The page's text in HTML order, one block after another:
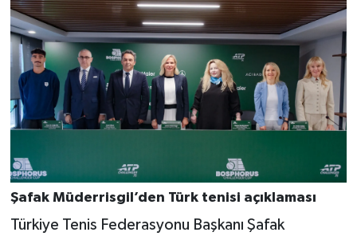
Şafak Müderrisgil’den Türk tenisi açıklaması
Türkiye Tenis Federasyonu Başkanı Şafak